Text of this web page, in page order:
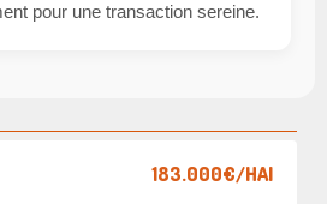
pour une transaction sereine.
183.000€/HAI